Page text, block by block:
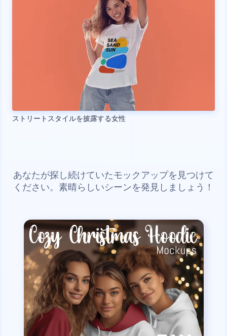
ストリートスタイルを披露する女性
あなたが探し続けていたモックアップを見つけて
ください。素晴らしいシーンを発見しましょう！